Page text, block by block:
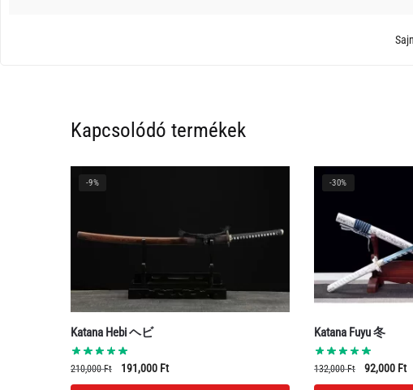
Kapcsolódó termékek
-9%
Katana Hebi ヘビ
210,000Ft
Original
price
191,000 FtCurrent
price
-30%
Katana Fuyu 冬
132,000Ft
Original
price
92,000 Ft